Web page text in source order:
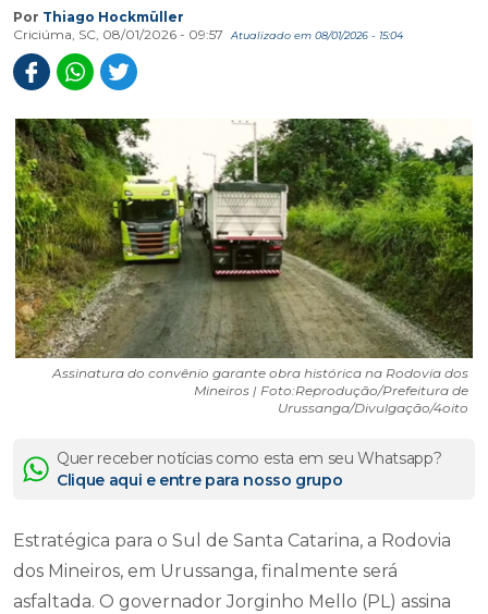
Por Thiago Hockmüller
Criciúma, SC, 08/01/2026 - 09:57
Atualizado em 08/01/2026 - 15:04
Assinatura do convênio garante obra histórica na Rodovia dos
Mineiros | Foto:Reprodução/Prefeitura de
Urussanga/Divulgação/4oito
Quer receber notícias como esta em seu Whatsapp?
Clique aqui e entre para nosso grupo
Estratégica para o Sul de Santa Catarina, a Rodovia
dos Mineiros, em Urussanga, finalmente será
asfaltada. O governador Jorginho Mello (PL) assina